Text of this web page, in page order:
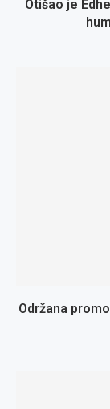
Otišao je
Održana